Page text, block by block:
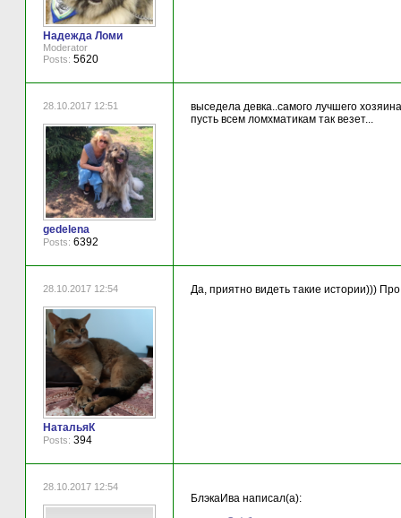
Надежда Ломи
Moderator
Posts: 5620
28.10.2017 12:51
gedelena
Posts: 6392
выседела девка..самого лучшего
пусть всем ломхматикам так везет...
28.10.2017 12:54
НатальяК
Posts: 394
Да, приятно видеть такие истории)))
28.10.2017 12:54
БлэкаИва написал(а):